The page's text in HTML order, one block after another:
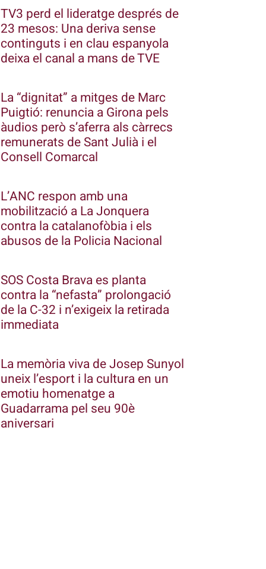
TV3 perd el lideratge després de
23 mesos: Una deriva sense
continguts i en clau espanyola
deixa el canal a mans de TVE
La “dignitat” a mitges de Marc
Puigtió: renuncia a Girona pels
àudios però s’aferra als càrrecs
remunerats de Sant Julià i el
Consell Comarcal
L’ANC respon amb una
mobilització a La Jonquera
contra la catalanofòbia i els
abusos de la Policia Nacional
SOS Costa Brava es planta
contra la “nefasta” prolongació
de la C-32 i n’exigeix la retirada
immediata
La memòria viva de Josep Sunyol
uneix l’esport i la cultura en un
emotiu homenatge a
Guadarrama pel seu 90è
aniversari